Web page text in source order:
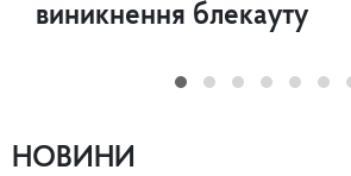
виникнення блекауту
НОВИНИ